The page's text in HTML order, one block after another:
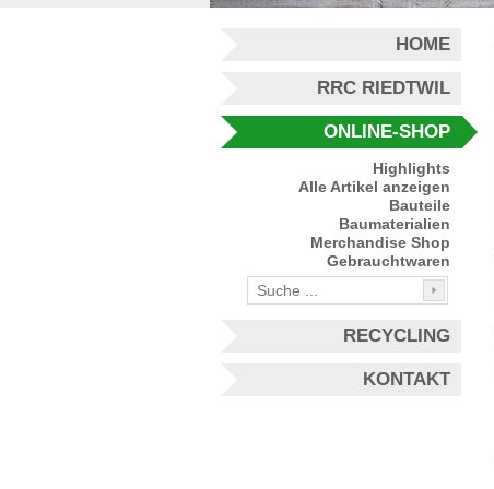
HOME
RRC RIEDTWIL
ONLINE-SHOP
Highlights
Alle Artikel anzeigen
Bauteile
Baumaterialien
Merchandise Shop
Gebrauchtwaren
RECYCLING
KONTAKT